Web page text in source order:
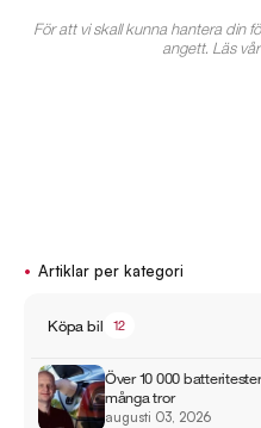
För att vi skall kunna hantera din
angett. Läs vår
Artiklar per kategori
Köpa bil 12
Över 10 000
många tror
augusti 03, 2026